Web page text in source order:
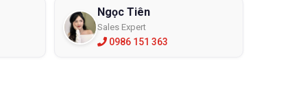
Ngọc Tiên
Sales Expert
0986 151 363